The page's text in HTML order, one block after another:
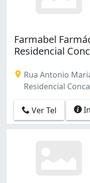
Farmabel
Residencial
Rua Antonio
Residencial
Ver Tel